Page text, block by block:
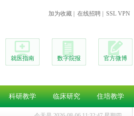
加为收藏 在线招聘 SSL VPN
就医指南 数字院报 官方微博
科研教学 临床研究 住培教学